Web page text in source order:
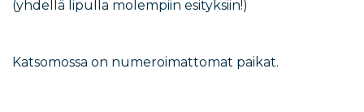
(yhdellä lipulla molempiin esityksiin!)
Katsomossa on numeroimattomat paikat.